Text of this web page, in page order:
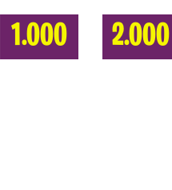
1.000 2.000